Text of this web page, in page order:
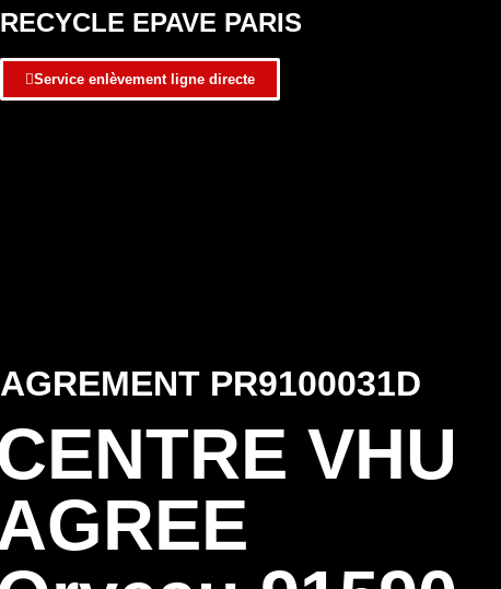
RECYCLE EPAVE PARIS
Service enlèvement ligne directe
AGREMENT PR9100031D
VHU